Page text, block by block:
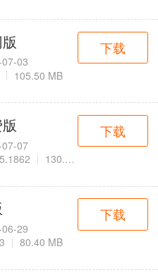
03
105.50 MB
下载
07
130.30 MB
下载
29
80.40 MB
下载